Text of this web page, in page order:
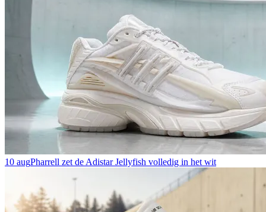
10 augPharrell zet de Adistar Jellyfish volledig in het wit